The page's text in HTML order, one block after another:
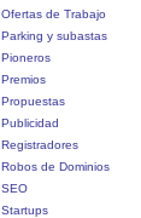
Ofertas de Trabajo
Parking y subastas
Pioneros
Premios
Propuestas
Publicidad
Registradores
Robos de Dominios
SEO
Startups